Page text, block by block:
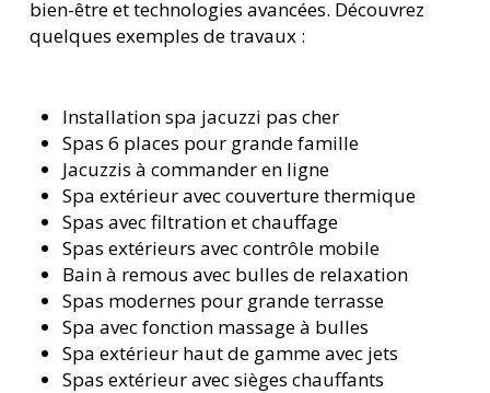
bien-être et technologies avancées. Découvrez
quelques exemples de travaux :
Installation spa jacuzzi pas cher
Spas 6 places pour grande famille
Jacuzzis à commander en ligne
Spa extérieur avec couverture thermique
Spas avec filtration et chauffage
Spas extérieurs avec contrôle mobile
Bain à remous avec bulles de relaxation
Spas modernes pour grande terrasse
Spa avec fonction massage à bulles
Spa extérieur haut de gamme avec jets
Spas extérieur avec sièges chauffants